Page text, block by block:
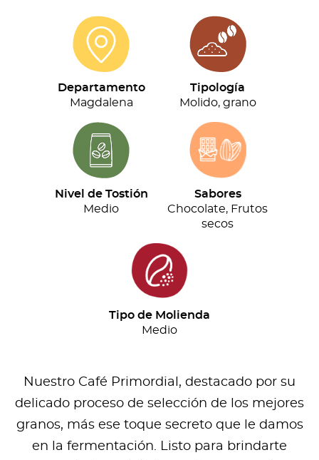
(500G)
cantidad
Departamento
Magdalena
Tipología
Molido, grano
Nivel de Tostión
Medio
Sabores
Chocolate, Frutos
secos
Tipo de Molienda
Medio
Nuestro Café Primordial, destacado por su
delicado proceso de selección de los mejores
granos, más ese toque secreto que le damos
en la fermentación. Listo para brindarte